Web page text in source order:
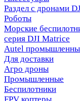
Раздел с дронами
Роботы
Морские
серия DJI Matrice
Autel
Для доставки
Агро дроны
Промышленные
Беспилотники
FPV коптеры